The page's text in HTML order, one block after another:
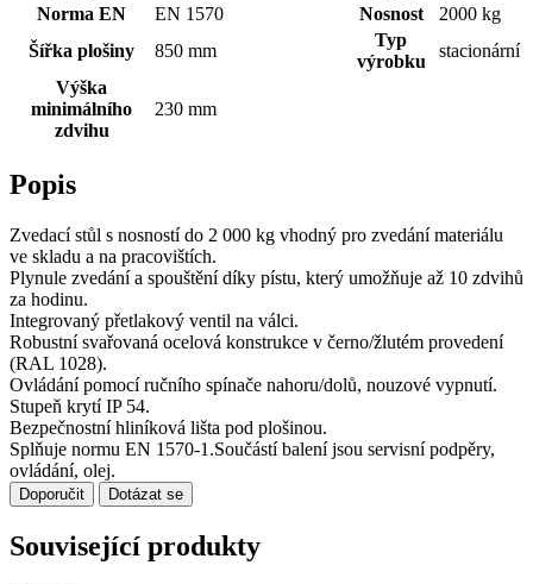
Norma EN
EN 1570 Nosnost
2000 kg
Šířka plošiny
850 mm
Typ
výrobku
stacionární
Výška
minimálního
zdvihu
230 mm
Popis
Zvedací stůl s nosností do 2 000 kg vhodný pro zvedání materiálu
ve skladu a na pracovištích.
Plynule zvedání a spouštění díky pístu, který umožňuje až 10 zdvihů
za hodinu.
Integrovaný přetlakový ventil na válci.
Robustní svařovaná ocelová konstrukce v černo/žlutém provedení
(RAL 1028).
Ovládání pomocí ručního spínače nahoru/dolů, nouzové vypnutí.
Stupeň krytí IP 54.
Bezpečnostní hliníková lišta pod plošinou.
Splňuje normu EN 1570-1.Součástí balení jsou servisní podpěry,
ovládání, olej.
Doporučit Dotázat se
Související produkty